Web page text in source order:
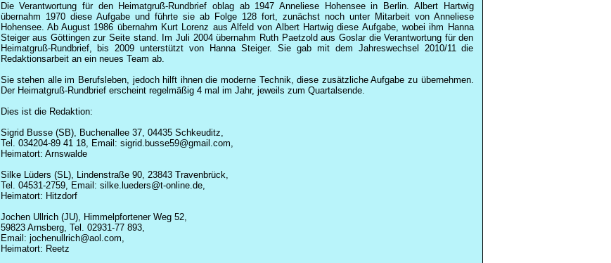
Die Verantwortung für den Heimatgruß-Rundbrief oblag ab 1947 Anneliese Hohensee in Berlin. Albert Hartwig
übernahm 1970 diese Aufgabe und führte sie ab Folge 128 fort, zunächst noch unter Mitarbeit von Anneliese
Hohensee. Ab August 1986 übernahm Kurt Lorenz aus Alfeld von Albert Hartwig diese Aufgabe, wobei ihm Hanna
Steiger aus Göttingen zur Seite stand. Im Juli 2004 übernahm Ruth Paetzold aus Goslar die Verantwortung für den
Heimatgruß-Rundbrief, bis 2009 unterstützt von Hanna Steiger. Sie gab mit dem Jahreswechsel 2010/11 die
Redaktionsarbeit an ein neues Team ab.
Sie stehen alle im Berufsleben, jedoch hilft ihnen die moderne Technik, diese zusätzliche Aufgabe zu übernehmen.
Der Heimatgruß-Rundbrief erscheint regelmäßig 4 mal im Jahr, jeweils zum Quartalsende.
Dies ist die Redaktion:
Sigrid Busse (SB), Buchenallee 37, 04435 Schkeuditz,
Tel. 034204-89 41 18, Email: sigrid.busse59@gmail.com,
Heimatort: Arnswalde
Silke Lüders (SL), Lindenstraße 90, 23843 Travenbrück,
Tel. 04531-2759, Email: silke.lueders@t-online.de,
Heimatort: Hitzdorf
Jochen Ullrich (JU), Himmelpfortener Weg 52,
59823 Arnsberg, Tel. 02931-77 893,
Email: jochenullrich@aol.com,
Heimatort: Reetz